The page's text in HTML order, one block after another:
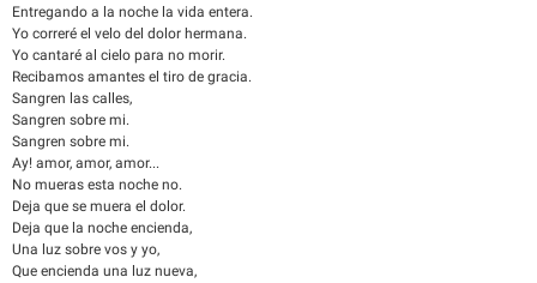
Entregando a la noche la vida entera.
Yo correré el velo del dolor hermana.
Yo cantaré al cielo para no morir.
Recibamos amantes el tiro de gracia.
Sangren las calles,
Sangren sobre mi.
Sangren sobre mi.
Ay! amor, amor, amor...
No mueras esta noche no.
Deja que se muera el dolor.
Deja que la noche encienda,
Una luz sobre vos y yo,
Que encienda una luz nueva,